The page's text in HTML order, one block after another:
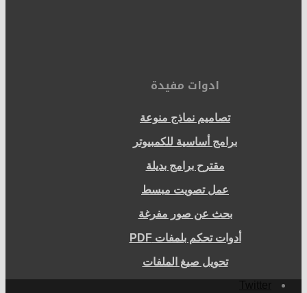
ادوات مفيدة
تصاميم نماذج منوعة
برامج أساسية للكمبيوتر
مقترح برامج بديلة
عمل تصويت مبسط
بحث عن صور مفرغة
أدوات تحكم بلمفات PDF
تحويل صيغ الملفات